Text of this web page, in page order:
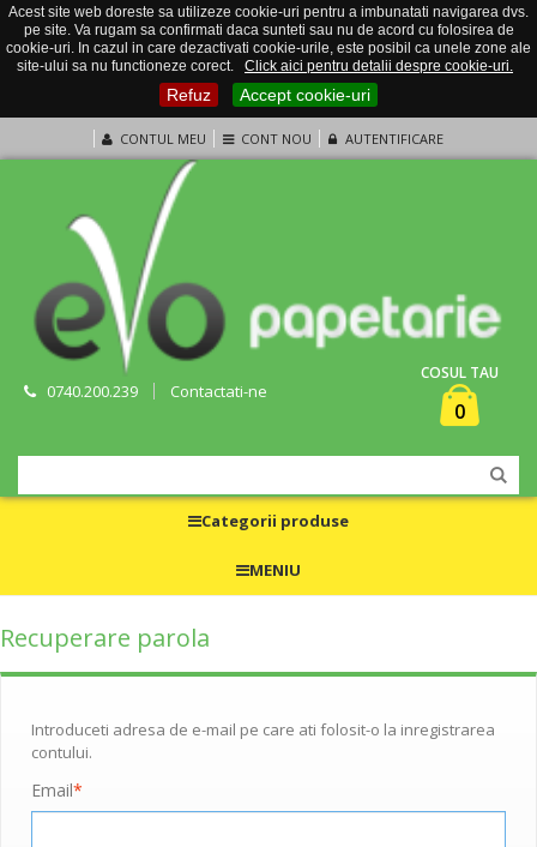
Acest site web doreste sa utilizeze cookie-uri pentru a imbunatati navigarea dvs.
pe site. Va rugam sa confirmati daca sunteti sau nu de acord cu folosirea de
cookie-uri. In cazul in care dezactivati cookie-urile, este posibil ca unele zone ale
site-ului sa nu functioneze corect.
Click aici pentru detalii despre cookie-uri.
Refuz Accept cookie-uri
CONTUL MEU CONT NOU AUTENTIFICARE
0740.200.239 Contactati-ne
COSUL TAU
0
Categorii produse
MENIU
Recuperare parola
Introduceti adresa de e-mail pe care ati folosit-o la inregistrarea
contului.
*
Email